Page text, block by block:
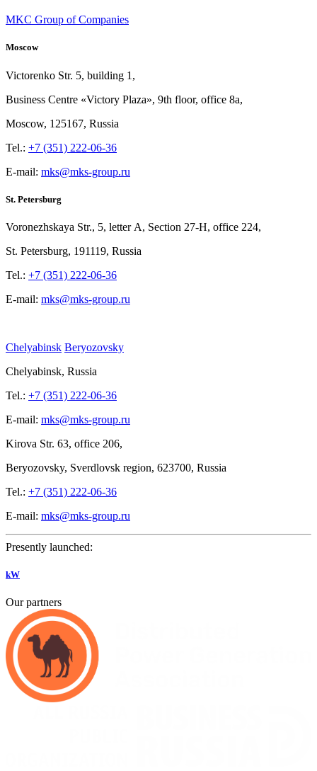
MKC Group of Companies
Moscow
Victorenko Str. 5, building 1,
Business Centre «Victory Plaza», 9th floor, office 8a,
Moscow, 125167, Russia
Tel.: +7 (351) 222-06-36
E-mail: mks@mks-group.ru
St. Petersburg
Voronezhskaya Str., 5, letter A, Section 27-Н, office 224,
St. Petersburg, 191119, Russia
Tel.: +7 (351) 222-06-36
E-mail: mks@mks-group.ru
Chelyabinsk Beryozovsky
Chelyabinsk, Russia
Tel.: +7 (351) 222-06-36
E-mail: mks@mks-group.ru
Kirova Str. 63, office 206,
Beryozovsky, Sverdlovsk region, 623700, Russia
Tel.: +7 (351) 222-06-36
E-mail: mks@mks-group.ru
Presently launched:
kW
Our partners